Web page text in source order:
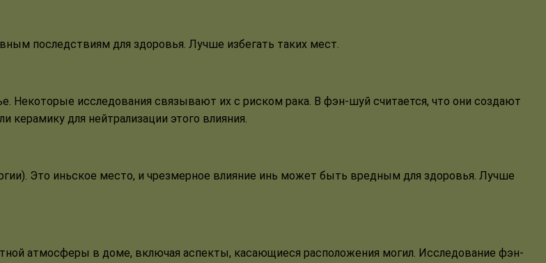
последствиям для здоровья. Лучше избегать таких мест.
Некоторые исследования связывают их с риском рака. В фэн-шуй считается, что они создают
для нейтрализации этого влияния.
Это иньское место, и чрезмерное влияние инь может быть вредным для здоровья. Лучше
атмосферы в доме, включая аспекты, касающиеся расположения могил. Исследование фэн-